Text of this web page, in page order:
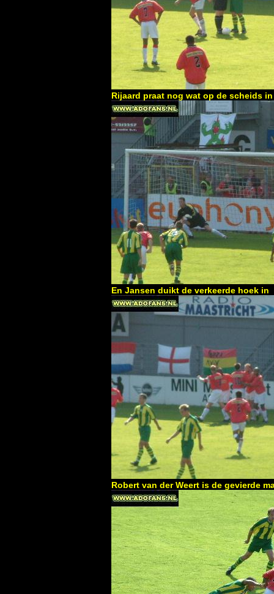
Rijaard praat nog wat op de scheids in
En Jansen duikt de verkeerde hoek in
Robert van der Weert is de gevierde